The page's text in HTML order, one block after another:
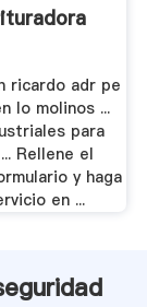
ricardo adr pe
lo molinos ...
para
Rellene el
y haga
en ...